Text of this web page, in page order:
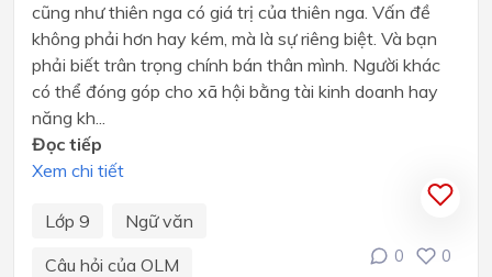
cũng như thiên nga có giá trị của thiên nga. Vấn đề
không phải hơn hay kém, mà là sự riêng biệt. Và bạn
phải biết trân trọng chính bán thân mình. Người khác
có thể đóng góp cho xã hội bằng tài kinh doanh hay
năng kh...
Đọc tiếp
Xem chi tiết
Lớp 9
Ngữ văn
Câu hỏi của OLM
0 0